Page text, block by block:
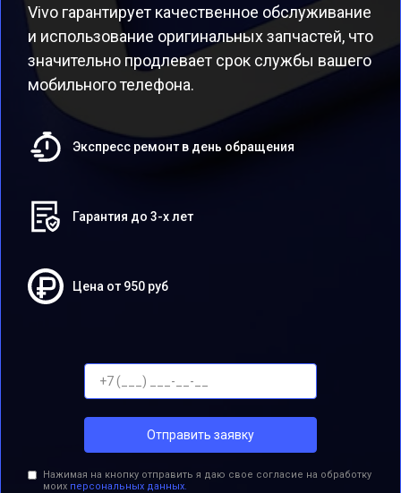
Vivo гарантирует качественное обслуживание
и использование оригинальных запчастей, что
значительно продлевает срок службы вашего
мобильного телефона.
Экспресс ремонт в день обращения
Гарантия до 3-х лет
Цена от 950 руб
Отправить заявку
Нажимая на кнопку отправить я даю свое согласие на обработку
моих персональных данных.